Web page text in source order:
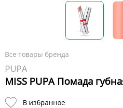
Все товары бренда
PUPA
MISS PUPA Помада
В избранное